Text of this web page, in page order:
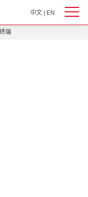
中文| EN
端